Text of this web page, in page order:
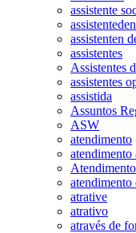
assistente
assistenten
assistentes
Assistentes
assistentes
assistida
Assuntos
ASW
atendimento
atrative
atrativo
através de